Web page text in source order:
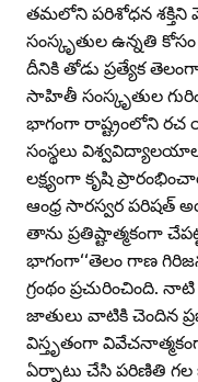
తమలోని పరిశోధన
సంస్కృతుల ఉన్నతి
దీనికి తోడు ప్రత్యేక
సాహితీ సంస్కృతుల
భాగంగా రాష్ట్రంలోని
సంస్థలు
లక్ష్యంగా కృషి
ఆంధ్ర సారస్వర
తాను ప్రతిష్టాత్మకంగా
భాగంగా‘‘తెలం గాణ
గ్రంథం ప్రచురించింది.
జాతులు వాటికి చెందిన
విస్తృతంగా
ఏర్పాటు చేసి పరిణితి గల